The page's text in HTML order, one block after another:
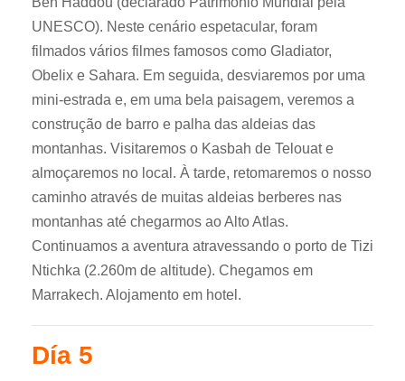
UNESCO). Neste cenário espetacular, foram
filmados vários filmes famosos como Gladiator,
Obelix e Sahara. Em seguida, desviaremos por uma
mini-estrada e, em uma bela paisagem, veremos a
construção de barro e palha das aldeias das
montanhas. Visitaremos o Kasbah de Telouat e
almoçaremos no local. À tarde, retomaremos o nosso
caminho através de muitas aldeias berberes nas
montanhas até chegarmos ao Alto Atlas.
Continuamos a aventura atravessando o porto de Tizi
Ntichka (2.260m de altitude). Chegamos em
Marrakech. Alojamento em hotel.
Día 5